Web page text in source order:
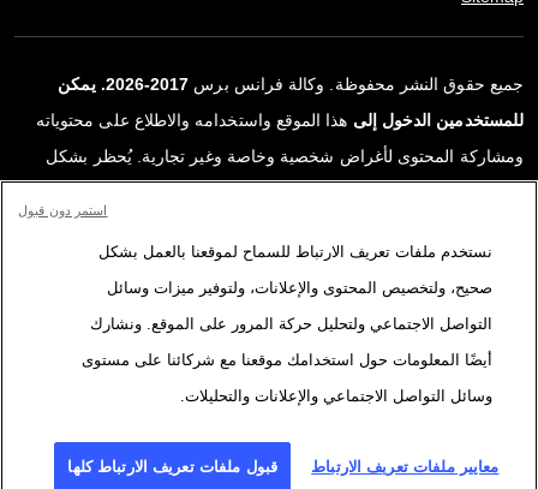
جميع حقوق النشر محفوظة. وكالة فرانس برس
2017-2026. يمكن
للمستخدمين الدخول إلى هذا الموقع واستخدامه والاطلاع على محتوياته
ومشاركة المحتوى لأغراض شخصية وخاصة وغير تجارية. يُحظر بشكل
ترخيص محددة موقعة مع وكالة فرانس برس. المواد والروابط الواردة في
التقارير، والتي لم تنتجها وكالة فرانس برس، مستخدمة فقط وبالقدر
اللازم كعناصر إثبات لمحتوى هذه التقارير. لم تحصل فرانس برس على أي
حقوق من المؤلفين أو مالكي حقوق النشر لهذا المحتوى ولا تتحمّل أي
مسؤوليّة في هذا الصدد. وكالة فرانس برس وشعارها علامتان تجاريتان
نستخدم ملفات تعريف الارتباط للسماح لموقعنا بالعمل بشكل
صحيح، ولتخصيص المحتوى والإعلانات، ولتوفير ميزات وسائل
التواصل الاجتماعي ولتحليل حركة المرور على الموقع. ونشارك
أيضًا المعلومات حول استخدامك موقعنا مع شركائنا على مستوى
وسائل التواصل الاجتماعي والإعلانات والتحليلات.
معايير ملفات تعريف الارتباط قبول ملفات تعريف الارتباط كلها
استمر دون قبول